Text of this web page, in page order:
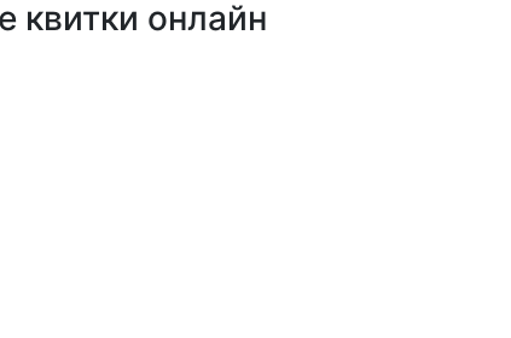
квитки онлайн